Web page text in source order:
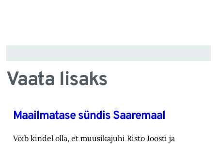
Vaata lisaks
Maailmatase sündis Saaremaal
Võib kindel olla, et muusikajuhi Risto Joosti ja